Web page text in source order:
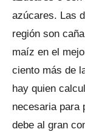
azúcares. Las
región son
maíz en el
ciento más de
hay quien
necesaria para
debe al gran